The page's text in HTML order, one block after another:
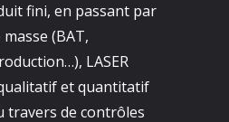
fini, en passant par
(BAT,
LASER
et quantitatif
travers de contrôles